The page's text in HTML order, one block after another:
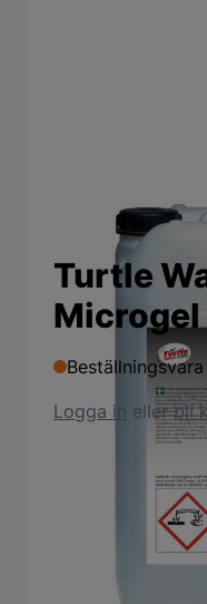
Turtle
Microgel
Beställningsvara
Logga in ellerbli
Ett tixotropt
avfettnings- och
Baserad på